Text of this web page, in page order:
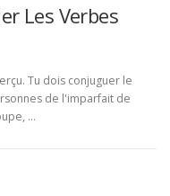
Les Verbes
Tu dois conjuguer le
de l'imparfait de
…